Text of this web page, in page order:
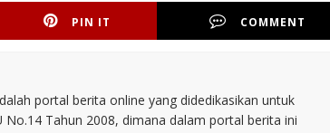
PIN IT COMMENT
portal berita online yang didedikasikan untuk
Tahun 2008, dimana dalam portal berita ini